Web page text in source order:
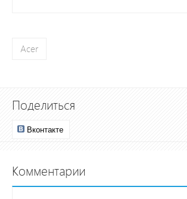
Acer
Поделиться
Вконтакте
Комментарии